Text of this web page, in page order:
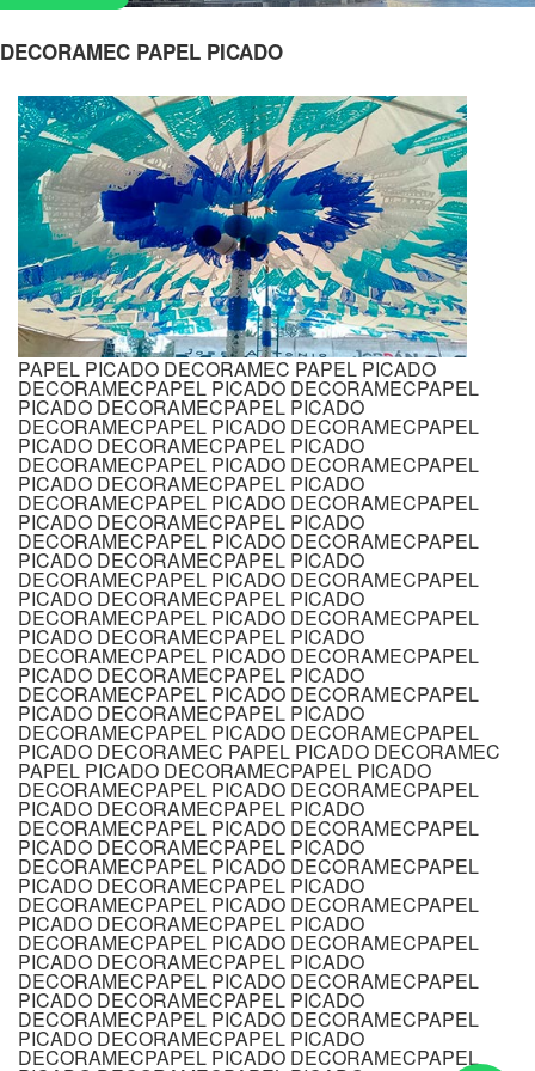
DECORAMEC PAPEL PICADO
PAPEL PICADO DECORAMEC PAPEL PICADO
DECORAMECPAPEL PICADO DECORAMECPAPEL
PICADO DECORAMECPAPEL PICADO
DECORAMECPAPEL PICADO DECORAMECPAPEL
PICADO DECORAMECPAPEL PICADO
DECORAMECPAPEL PICADO DECORAMECPAPEL
PICADO DECORAMECPAPEL PICADO
DECORAMECPAPEL PICADO DECORAMECPAPEL
PICADO DECORAMECPAPEL PICADO
DECORAMECPAPEL PICADO DECORAMECPAPEL
PICADO DECORAMECPAPEL PICADO
DECORAMECPAPEL PICADO DECORAMECPAPEL
PICADO DECORAMECPAPEL PICADO
DECORAMECPAPEL PICADO DECORAMECPAPEL
PICADO DECORAMECPAPEL PICADO
DECORAMECPAPEL PICADO DECORAMECPAPEL
PICADO DECORAMECPAPEL PICADO
DECORAMECPAPEL PICADO DECORAMECPAPEL
PICADO DECORAMECPAPEL PICADO
DECORAMECPAPEL PICADO DECORAMECPAPEL
PICADO DECORAMEC PAPEL PICADO DECORAMEC
PAPEL PICADO DECORAMECPAPEL PICADO
DECORAMECPAPEL PICADO DECORAMECPAPEL
PICADO DECORAMECPAPEL PICADO
DECORAMECPAPEL PICADO DECORAMECPAPEL
PICADO DECORAMECPAPEL PICADO
DECORAMECPAPEL PICADO DECORAMECPAPEL
PICADO DECORAMECPAPEL PICADO
DECORAMECPAPEL PICADO DECORAMECPAPEL
PICADO DECORAMECPAPEL PICADO
DECORAMECPAPEL PICADO DECORAMECPAPEL
PICADO DECORAMECPAPEL PICADO
DECORAMECPAPEL PICADO DECORAMECPAPEL
PICADO DECORAMECPAPEL PICADO
DECORAMECPAPEL PICADO DECORAMECPAPEL
PICADO DECORAMECPAPEL PICADO
DECORAMECPAPEL PICADO DECORAMECPAPEL